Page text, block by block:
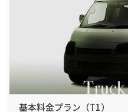
基本料金プラン（T1）